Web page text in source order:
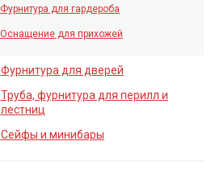
Фурнитура для гардероба
Оснащение для прихожей
Фурнитура для дверей
Труба, фурнитура для перилл и
лестниц
Сейфы и минибары